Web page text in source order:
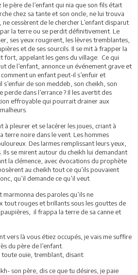
père de l’enfant qui nia que son fils était
chez sa tante et son oncle, ne lui trouva
cessèrent de le chercher L’enfant disparut
la terre ou se perdit définitivement. Le
ses yeux rougirent, les lèvres tremblantes,
et de ses sourcils. Il se mit à frapper la
fort, appelant les gens du village: Ce qui
de l’enfant, annonce un événement grave et
un enfant peut-il s’enfuir et
de son meddeb, son cheikh, son
perde dans l’errance ? Il les avertit des
effroyable qui pourrait drainer aux
à pleurer et se lacérer les joues, criant à
terre noire dans le vent. Les hommes
Des larmes remplissant leurs yeux,
Ils se mirent autour du cheikh lui demandant
la clémence, avec évocations du prophète
au cheikh tout ce qu’ils pouvaient
qu’il demande ce qu’il veut.
marmonna des paroles qu’ils ne
tout rouges et brillants sous les gouttes de
il frappa la terre de sa canne et
vers là vous étiez occupés, je vais me suffire
du père de l’enfant.
toute ouïe, tremblant, disant:
son père, dis ce que tu désires, je paie